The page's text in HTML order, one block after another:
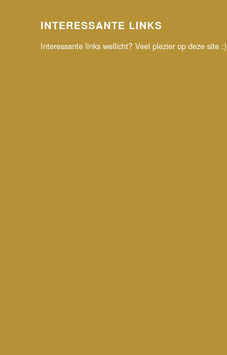
INTERESSANTE LINKS
Interessante links wellicht? Veel plezier op deze site :)